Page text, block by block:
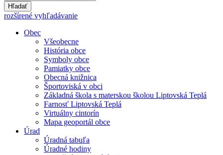
Hľadať
rozšírené vyhľadávanie
Obec
Všeobecne
História obce
Symboly obce
Pamiatky obce
Obecná knižnica
Športoviská v obci
Základná škola s materskou školou Liptovská Teplá
Farnosť Liptovská Teplá
Virtuálny cintorín
Mapa geoportál obce
Úrad
Úradná tabuľa
Úradné hodiny